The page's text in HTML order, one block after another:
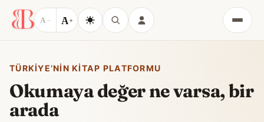
A − A+
Menü
TÜRKIYE’NIN KITAP PLATFORMU
Okumaya değer ne varsa, bir
arada